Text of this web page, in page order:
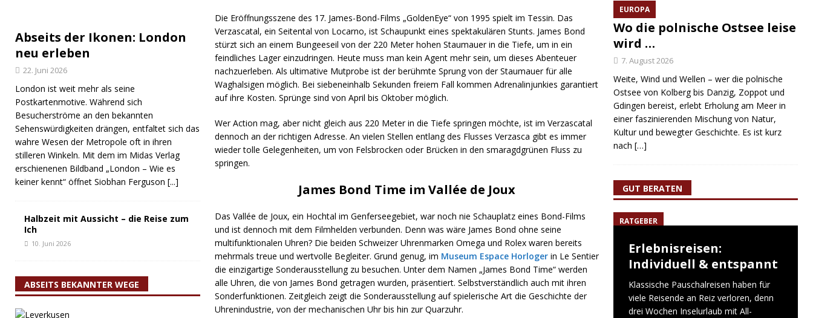
Die Eröffnungsszene des 17. James-Bond-Films „GoldenEye“ von 1995 spielt im Tessin. Das
Verzascatal, ein Seitental von Locarno, ist Schaupunkt eines spektakulären Stunts. James Bond
stürzt sich an einem Bungeeseil von der 220 Meter hohen Staumauer in die Tiefe, um in ein
feindliches Lager einzudringen. Heute muss man kein Agent mehr sein, um dieses Abenteuer
nachzuerleben. Als ultimative Mutprobe ist der berühmte Sprung von der Staumauer für alle
Waghalsigen möglich. Bei siebeneinhalb Sekunden freiem Fall kommen Adrenalinjunkies garantiert
auf ihre Kosten. Sprünge sind von April bis Oktober möglich.
Wer Action mag, aber nicht gleich aus 220 Meter in die Tiefe springen möchte, ist im Verzascatal
dennoch an der richtigen Adresse. An vielen Stellen entlang des Flusses Verzasca gibt es immer
wieder tolle Gelegenheiten, um von Felsbrocken oder Brücken in den smaragdgrünen Fluss zu
springen.
James Bond Time im Vallée de Joux
Das Vallée de Joux, ein Hochtal im Genferseegebiet, war noch nie Schauplatz eines Bond-Films
und ist dennoch mit dem Filmhelden verbunden. Denn was wäre James Bond ohne seine
multifunktionalen Uhren? Die beiden Schweizer Uhrenmarken Omega und Rolex waren bereits
mehrmals treue und wertvolle Begleiter. Grund genug, im Museum Espace Horlogerin Le Sentier
die einzigartige Sonderausstellung zu besuchen. Unter dem Namen „James Bond Time“ werden
alle Uhren, die von James Bond getragen wurden, präsentiert. Selbstverständlich auch mit ihren
Sonderfunktionen. Zeitgleich zeigt die Sonderausstellung auf spielerische Art die Geschichte der
Uhrenindustrie, von der mechanischen Uhr bis hin zur Quarzuhr.
Abseits der Ikonen: London
neu erleben
22. Juni 2026
London ist weit mehr als seine
Postkartenmotive. Während sich
Besucherströme an den bekannten
Sehenswürdigkeiten drängen, entfaltet sich das
wahre Wesen der Metropole oft in ihren
stilleren Winkeln. Mit dem im Midas Verlag
erschienenen Bildband „London – Wie es
keiner kennt“ öffnet Siobhan Ferguson [...]
Halbzeit mit Aussicht – die Reise zum
Ich
10. Juni 2026
ABSEITS BEKANNTER WEGE
EUROPA
Wo die polnische Ostsee leise
wird …
7. August 2026
Weite, Wind und Wellen – wer die polnische
Ostsee von Kolberg bis Danzig, Zoppot und
Gdingen bereist, erlebt Erholung am Meer in
einer faszinierenden Mischung von Natur,
Kultur und bewegter Geschichte. Es ist kurz
nach […]
GUT BERATEN
RATGEBER
Erlebnisreisen:
Individuell & entspannt
Klassische Pauschalreisen haben für
viele Reisende an Reiz verloren, denn
drei Wochen Inselurlaub mit All-